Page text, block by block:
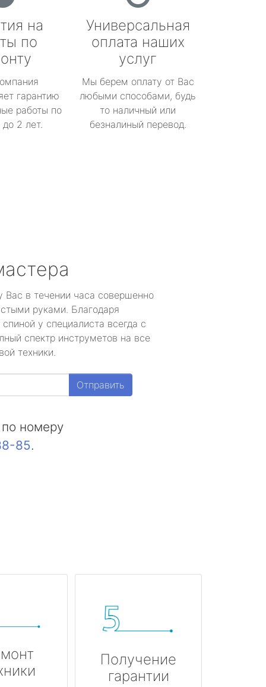
на
по
гарантию
работы по
2 лет.
Универсальная
оплата наших
услуг
Мы берем оплату от Вас
любыми способами, будь
то наличный или
безналиный перевод.
Вас в течении часа совершенно
руками. Благодаря
у специалиста всегда с
спектр инструметов на все
техники.
Отправить
номеру
85.
Получение
гарантии